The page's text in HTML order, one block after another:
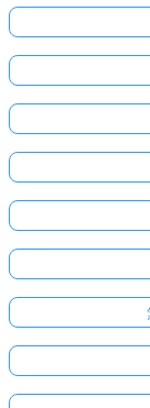
ま
質
が